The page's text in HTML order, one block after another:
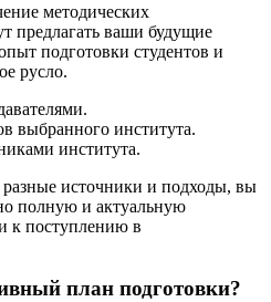
методических
предлагать ваши будущие
подготовки студентов и
русло.
выбранного института.
института.
источники и подходы, вы
полную и актуальную
к поступлению в
план подготовки?